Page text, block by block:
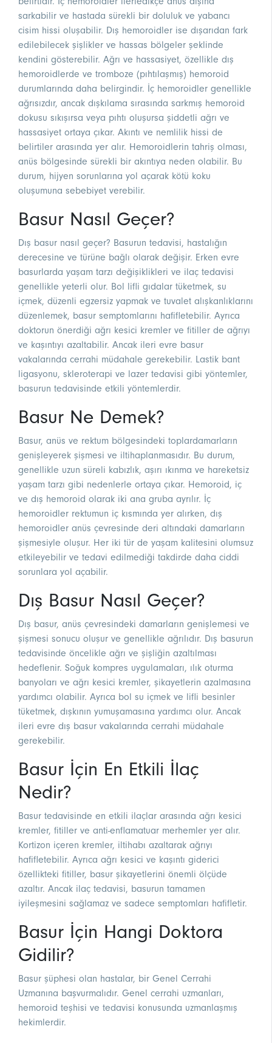
sarkabilir ve hastada sürekli bir doluluk ve yabancı
cisim hissi oluşabilir. Dış hemoroidler ise dışarıdan fark
edilebilecek şişlikler ve hassas bölgeler şeklinde
kendini gösterebilir. Ağrı ve hassasiyet, özellikle dış
hemoroidlerde ve tromboze (pıhtılaşmış) hemoroid
durumlarında daha belirgindir. İç hemoroidler genellikle
ağrısızdır, ancak dışkılama sırasında sarkmış hemoroid
dokusu sıkışırsa veya pıhtı oluşursa şiddetli ağrı ve
hassasiyet ortaya çıkar. Akıntı ve nemlilik hissi de
belirtiler arasında yer alır. Hemoroidlerin tahriş olması,
anüs bölgesinde sürekli bir akıntıya neden olabilir. Bu
durum, hijyen sorunlarına yol açarak kötü koku
oluşumuna sebebiyet verebilir.
Basur Nasıl Geçer?
Dış basur nasıl geçer? Basurun tedavisi, hastalığın
derecesine ve türüne bağlı olarak değişir. Erken evre
basurlarda yaşam tarzı değişiklikleri ve ilaç tedavisi
genellikle yeterli olur. Bol lifli gıdalar tüketmek, su
içmek, düzenli egzersiz yapmak ve tuvalet alışkanlıklarını
düzenlemek, basur semptomlarını hafifletebilir. Ayrıca
doktorun önerdiği ağrı kesici kremler ve fitiller de ağrıyı
ve kaşıntıyı azaltabilir. Ancak ileri evre basur
vakalarında cerrahi müdahale gerekebilir. Lastik bant
ligasyonu, skleroterapi ve lazer tedavisi gibi yöntemler,
basurun tedavisinde etkili yöntemlerdir.
Basur Ne Demek?
Basur, anüs ve rektum bölgesindeki toplardamarların
genişleyerek şişmesi ve iltihaplanmasıdır. Bu durum,
genellikle uzun süreli kabızlık, aşırı ıkınma ve hareketsiz
yaşam tarzı gibi nedenlerle ortaya çıkar. Hemoroid, iç
ve dış hemoroid olarak iki ana gruba ayrılır. İç
hemoroidler rektumun iç kısmında yer alırken, dış
hemoroidler anüs çevresinde deri altındaki damarların
şişmesiyle oluşur. Her iki tür de yaşam kalitesini olumsuz
etkileyebilir ve tedavi edilmediği takdirde daha ciddi
sorunlara yol açabilir.
Dış Basur Nasıl Geçer?
Dış basur, anüs çevresindeki damarların genişlemesi ve
şişmesi sonucu oluşur ve genellikle ağrılıdır. Dış basurun
tedavisinde öncelikle ağrı ve şişliğin azaltılması
hedeflenir. Soğuk kompres uygulamaları, ılık oturma
banyoları ve ağrı kesici kremler, şikayetlerin azalmasına
yardımcı olabilir. Ayrıca bol su içmek ve lifli besinler
tüketmek, dışkının yumuşamasına yardımcı olur. Ancak
ileri evre dış basur vakalarında cerrahi müdahale
gerekebilir.
Basur İçin En Etkili İlaç
Nedir?
Basur tedavisinde en etkili ilaçlar arasında ağrı kesici
kremler, fitiller ve anti-enflamatuar merhemler yer alır.
Kortizon içeren kremler, iltihabı azaltarak ağrıyı
hafifletebilir. Ayrıca ağrı kesici ve kaşıntı giderici
özellikteki fitiller, basur şikayetlerini önemli ölçüde
azaltır. Ancak ilaç tedavisi, basurun tamamen
iyileşmesini sağlamaz ve sadece semptomları hafifletir.
Basur İçin Hangi Doktora
Gidilir?
Basur şüphesi olan hastalar, bir Genel Cerrahi
Uzmanına başvurmalıdır. Genel cerrahi uzmanları,
hemoroid teşhisi ve tedavisi konusunda uzmanlaşmış
hekimlerdir.